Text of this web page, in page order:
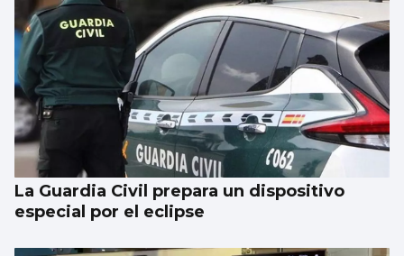
La Guardia Civil prepara un dispositivo
especial por el eclipse